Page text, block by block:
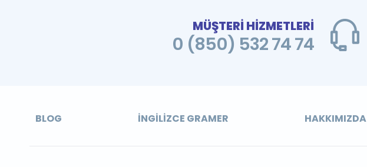
MÜŞTERİ HİZMETLERİ
0 (850) 532 74 74
BLOG İNGILIZCE GRAMER HAKKIMIZDA